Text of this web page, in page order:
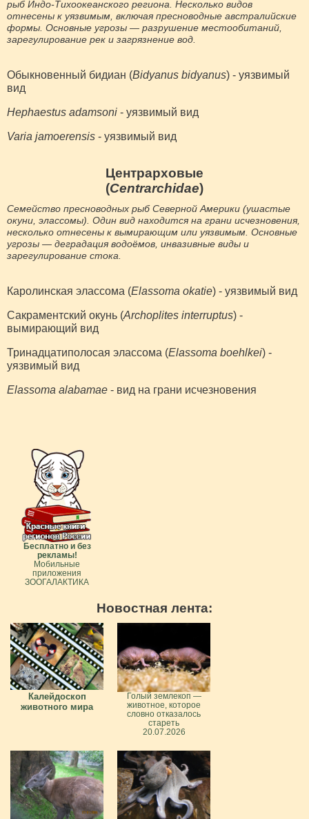
рыб Индо-Тихоокеанского региона. Несколько видов
отнесены к уязвимым, включая пресноводные австралийские
формы. Основные угрозы — разрушение местообитаний,
зарегулирование рек и загрязнение вод.
Обыкновенный бидиан (Bidyanus bidyanus) - уязвимый
вид
Hephaestus adamsoni - уязвимый вид
Varia jamoerensis - уязвимый вид
Центрарховые
(Centrarchidae)
Семейство пресноводных рыб Северной Америки (ушастые
окуни, элассомы). Один вид находится на грани исчезновения,
несколько отнесены к вымирающим или уязвимым. Основные
угрозы — деградация водоёмов, инвазивные виды и
зарегулирование стока.
Каролинская элассома (Elassoma okatie) - уязвимый вид
Сакраментский окунь (Archoplites interruptus) -
вымирающий вид
Тринадцатиполосая элассома (Elassoma boehlkei) -
уязвимый вид
Elassoma alabamae - вид на грани исчезновения
Бесплатно и без
рекламы!
Мобильные
приложения
ЗООГАЛАКТИКА
Новостная лента:
Калейдоскоп
животного мира
Голый землекоп —
животное, которое
словно отказалось
стареть
20.07.2026